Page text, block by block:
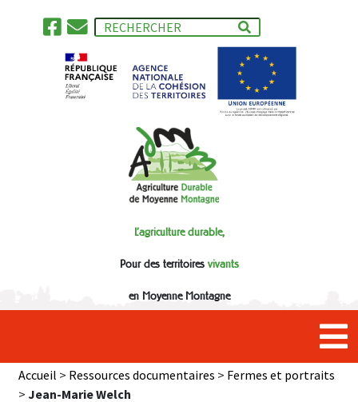
L'agriculture durable,
Pour des territoires vivants
en Moyenne Montagne
Accueil > Ressources documentaires > Fermes et portraits
>Jean-Marie Welch